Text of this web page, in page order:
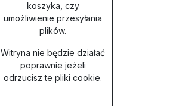
koszyka, czy
umożliwienie przesyłania
plików.
Witryna nie będzie działać
poprawnie jeżeli
odrzucisz te pliki cookie.